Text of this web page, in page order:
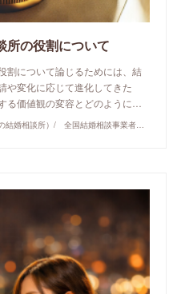
所の役割について
割について論じるためには、結
や変化に応じて進化してきた
る価値観の変容とどのように…
ショパン・マリアージュ（北海道釧路市の結婚相談所）/ 全国結婚相談事業者連盟正規加盟店 / cherry-piano.com